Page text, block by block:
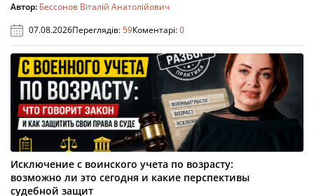
Автор: Бессонов Віталій Анатолійович
07.08.2026Переглядів:59Коментарі:0
Исключение с воинского учета по возрасту:
возможно ли это сегодня и какие перспективы
судебной защит